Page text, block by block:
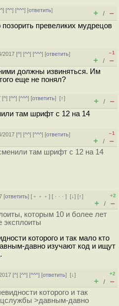
^] [^^] [^^^] [ответить]
+ / –
превеликих мудрецов
2017 [^] [^^] [^^^] [ответить]
–1
+ / –
должны извиняться. Им
еще не понял?
[^] [^^] [^^^] [ответить][↑]
+ / –
там шрифт с 12 на 14
2017 [^] [^^] [^^^] [ответить]
–1
+ / –
там шрифт с 12 на 14
[ответить] [ ﹢﹢﹢] [ · · ·][↓] [↑]
+2
+ / –
которым 10 и более лет
эксплоиты
которого и так мало кто
давно изучают код и ищут
[^] [^^] [^^^] [ответить][↓]
+2
+ / –
которого и так
>давным-давно